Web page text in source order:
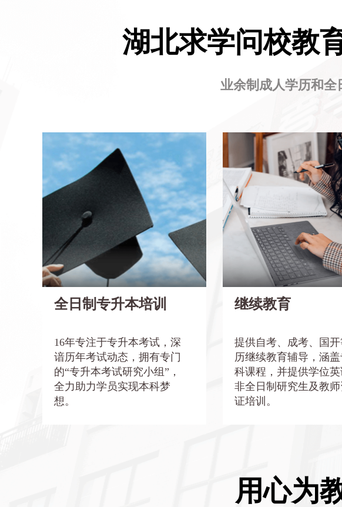
湖北求学问校教
业余制成人学历和全
全日制专升本培训
16年专注于专升本考试，深
谙历年考试动态，拥有专门
的“专升本考试研究小组”，
全力助力学员实现本科梦
想。
全日制专升本培训
深耕专升本考试领域长达16年，深知考
试脉搏与动态，拥有资深的“专升本考试
研究小组”，紧密追踪考试趋势，精准把
握考点，助力更多学子圆梦本科！
培训内容紧密结合考试大纲，确保学员
行辅导，帮助学员在有限的时间内高效
提升。
继续教育
提供自考、成考、国
历继续教育辅导，涵
科课程，并提供学位英
非全日制研究生及教
证培训。
继续教育
湖北求学问校教育服务中心，
年，专注升学服务18载，提供
考、国开等学历继续教育辅导
本科课程。
作为“继续教育一站式”平台，
务管理体系，已服务10万+学员
高度认可，学生毕业率高，力
位学员都能在这里找到适合自
之路。
用心为